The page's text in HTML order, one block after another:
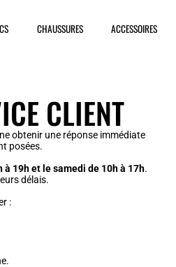
CHAUSSURES ACCESSOIRES
CLIENT
obtenir une réponse immédiate
posées.
19h et le samedi de 10h à 17h.
délais.
: